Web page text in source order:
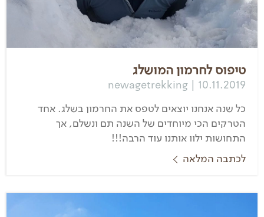
טיפוס לחרמון המושלג
newagetrekking | 10.11.2019
כל שנה אנחנו יוצאים לטפס את החרמון בשלג. אחד
הטרקים הכי מיוחדים של השנה תם ונשלם, אך
התחושות ילוו אותנו עוד הרבה!!!
לכתבה המלאה